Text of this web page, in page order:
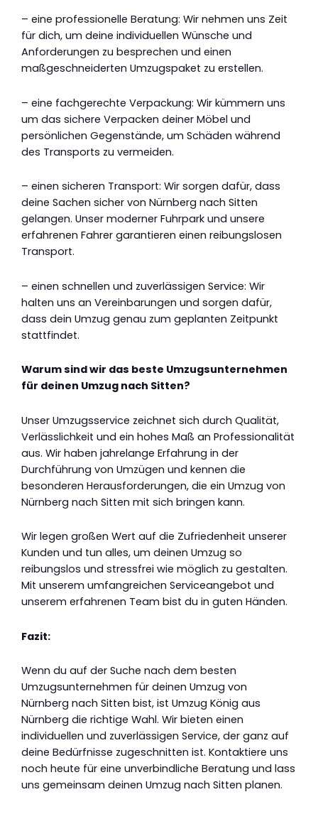
– eine professionelle Beratung: Wir nehmen uns Zeit
für dich, um deine individuellen Wünsche und
Anforderungen zu besprechen und einen
maßgeschneiderten Umzugspaket zu erstellen.
– eine fachgerechte Verpackung: Wir kümmern uns
um das sichere Verpacken deiner Möbel und
persönlichen Gegenstände, um Schäden während
des Transports zu vermeiden.
– einen sicheren Transport: Wir sorgen dafür, dass
deine Sachen sicher von Nürnberg nach Sitten
gelangen. Unser moderner Fuhrpark und unsere
erfahrenen Fahrer garantieren einen reibungslosen
Transport.
– einen schnellen und zuverlässigen Service: Wir
halten uns an Vereinbarungen und sorgen dafür,
dass dein Umzug genau zum geplanten Zeitpunkt
stattfindet.
Warum sind wir das beste Umzugsunternehmen
für deinen Umzug nach Sitten?
Unser Umzugsservice zeichnet sich durch Qualität,
Verlässlichkeit und ein hohes Maß an Professionalität
aus. Wir haben jahrelange Erfahrung in der
Durchführung von Umzügen und kennen die
besonderen Herausforderungen, die ein Umzug von
Nürnberg nach Sitten mit sich bringen kann.
Wir legen großen Wert auf die Zufriedenheit unserer
Kunden und tun alles, um deinen Umzug so
reibungslos und stressfrei wie möglich zu gestalten.
Mit unserem umfangreichen Serviceangebot und
unserem erfahrenen Team bist du in guten Händen.
Fazit:
Wenn du auf der Suche nach dem besten
Umzugsunternehmen für deinen Umzug von
Nürnberg nach Sitten bist, ist Umzug König aus
Nürnberg die richtige Wahl. Wir bieten einen
individuellen und zuverlässigen Service, der ganz auf
deine Bedürfnisse zugeschnitten ist. Kontaktiere uns
noch heute für eine unverbindliche Beratung und lass
uns gemeinsam deinen Umzug nach Sitten planen.